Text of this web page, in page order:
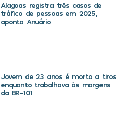
Alagoas registra três casos de
tráfico de pessoas em 2025,
aponta Anuário
Jovem de 23 anos é morto a tiros
enquanto trabalhava às margens
da BR-101